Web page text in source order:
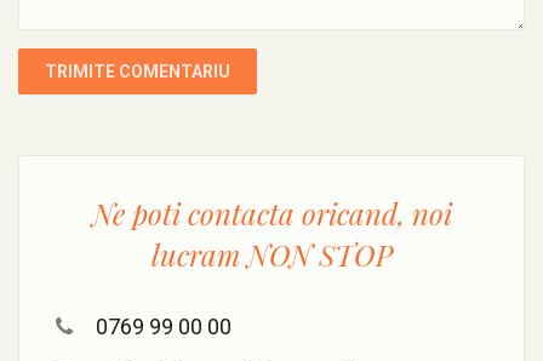
Ne poti contacta oricand, noi
lucramNON STOP
0769 99 00 00